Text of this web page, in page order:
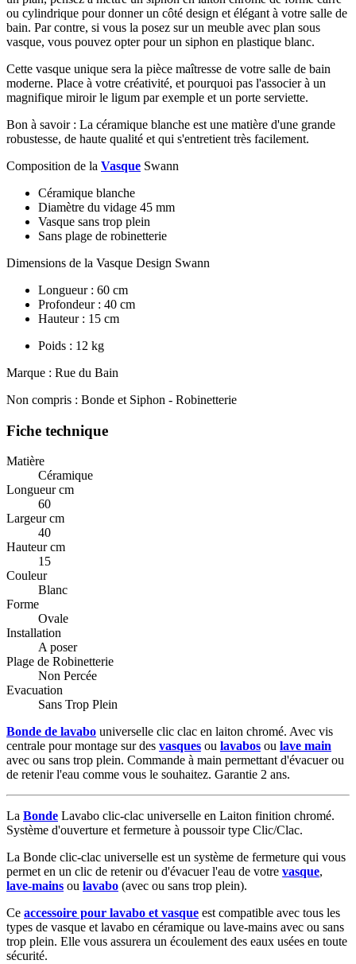
ou cylindrique pour donner un côté design et élégant à votre salle de
bain. Par contre, si vous la posez sur un meuble avec plan sous
vasque, vous pouvez opter pour un siphon en plastique blanc.
Cette vasque unique sera la pièce maîtresse de votre salle de bain
moderne. Place à votre créativité, et pourquoi pas l'associer à un
magnifique miroir le ligum par exemple et un porte serviette.
Bon à savoir : La céramique blanche est une matière d'une grande
robustesse, de haute qualité et qui s'entretient très facilement.
Composition de la Vasque Swann
Céramique blanche
Diamètre du vidage 45 mm
Vasque sans trop plein
Sans plage de robinetterie
Dimensions de la Vasque Design Swann
Longueur : 60 cm
Profondeur : 40 cm
Hauteur : 15 cm
Poids : 12 kg
Marque : Rue du Bain
Non compris : Bonde et Siphon - Robinetterie
Fiche technique
Matière
Céramique
Longueur cm
60
Largeur cm
40
Hauteur cm
15
Couleur
Blanc
Forme
Ovale
Installation
A poser
Plage de Robinetterie
Non Percée
Evacuation
Sans Trop Plein
Bonde de lavabo universelle clic clac en laiton chromé. Avec vis
centrale pour montage sur des vasques ou lavabos ou lave main
avec ou sans trop plein. Commande à main permettant d'évacuer ou
de retenir l'eau comme vous le souhaitez. Garantie 2 ans.
La Bonde Lavabo clic-clac universelle en Laiton finition chromé.
Système d'ouverture et fermeture à poussoir type Clic/Clac.
La Bonde clic-clac universelle est un système de fermeture qui vous
permet en un clic de retenir ou d'évacuer l'eau de votre vasque,
lave-mains ou lavabo (avec ou sans trop plein).
Ce accessoire pour lavabo et vasque est compatible avec tous les
types de vasque et lavabo en céramique ou lave-mains avec ou sans
trop plein. Elle vous assurera un écoulement des eaux usées en toute
sécurité.